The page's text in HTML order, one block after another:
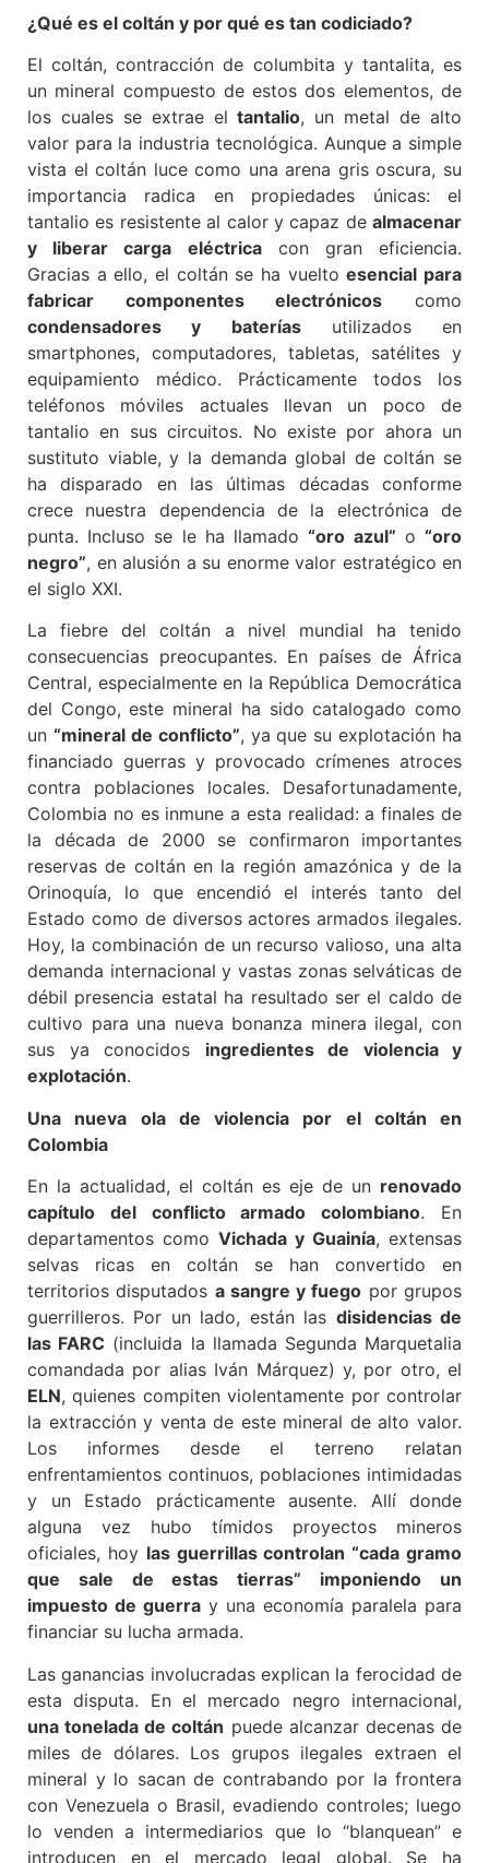
¿Qué es el coltán y por qué es tan codiciado?
El coltán, contracción de columbita y tantalita, es
un mineral compuesto de estos dos elementos, de
los cuales se extrae eltantalio, un metal de alto
valor para la industria tecnológica. Aunque a simple
vista el coltán luce como una arena gris oscura, su
importancia radica en propiedades únicas: el
tantalio es resistente al calor y capaz de almacenar
y liberar carga eléctricacon gran eficiencia.
Gracias a ello, el coltán se ha vueltoesencial para
fabricar componentes electrónicos como
condensadores y bateríasutilizados en
smartphones, computadores, tabletas, satélites y
equipamiento médico. Prácticamente todos los
teléfonos móviles actuales llevan un poco de
tantalio en sus circuitos. No existe por ahora un
sustituto viable, y la demanda global de coltán se
ha disparado en las últimas décadas conforme
crece nuestra dependencia de la electrónica de
punta. Incluso se le ha llamado“oro azul” o“oro
negro”, en alusión a su enorme valor estratégico en
el siglo XXI.
La fiebre del coltán a nivel mundial ha tenido
consecuencias preocupantes. En países de África
Central, especialmente en la República Democrática
del Congo, este mineral ha sido catalogado como
un “mineral de conflicto”, ya que su explotación ha
financiado guerras y provocado crímenes atroces
contra poblaciones locales. Desafortunadamente,
Colombia no es inmune a esta realidad: a finales de
la década de 2000 se confirmaron importantes
reservas de coltán en la región amazónica y de la
Orinoquía, lo que encendió el interés tanto del
Estado como de diversos actores armados ilegales.
Hoy, la combinación de un recurso valioso, una alta
demanda internacional y vastas zonas selváticas de
débil presencia estatal ha resultado ser el caldo de
cultivo para una nueva bonanza minera ilegal, con
sus ya conocidos ingredientes de violencia y
explotación.
Una nueva ola de violencia por el coltán en
Colombia
En la actualidad, el coltán es eje de un renovado
capítulo del conflicto armado colombiano. En
departamentos como Vichada y Guainía, extensas
selvas ricas en coltán se han convertido en
territorios disputados a sangre y fuego por grupos
guerrilleros. Por un lado, están las disidencias de
las FARC (incluida la llamada Segunda Marquetalia
comandada por alias Iván Márquez) y, por otro, el
ELN, quienes compiten violentamente por controlar
la extracción y venta de este mineral de alto valor.
Los informes desde el terreno relatan
enfrentamientos continuos, poblaciones intimidadas
y un Estado prácticamente ausente. Allí donde
alguna vez hubo tímidos proyectos mineros
oficiales, hoy las guerrillas controlan “cada gramo
que sale de estas tierras” imponiendo un
impuesto de guerra y una economía paralela para
financiar su lucha armada.
Las ganancias involucradas explican la ferocidad de
esta disputa. En el mercado negro internacional,
una tonelada de coltán puede alcanzar decenas de
miles de dólares. Los grupos ilegales extraen el
mineral y lo sacan de contrabando por la frontera
con Venezuela o Brasil, evadiendo controles; luego
lo venden a intermediarios que lo “blanquean” e
introducen en el mercado legal global. Se ha